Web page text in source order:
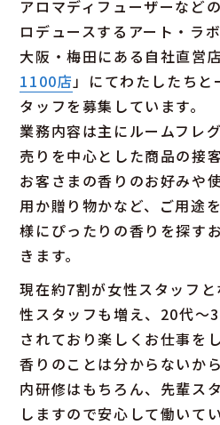
アロマディフューザーなど
ロデュースするアート・ラ
大阪・梅田にある自社直営
1100店」にてわたしたちと
タッフを募集しています。
業務内容は主にルームフレ
売りを中心とした商品の接客
お客さまの香りのお好みや
用か贈り物かなど、ご用途
様にぴったりの香りを探す
きます。
現在約7割が女性スタッフ
性スタッフも増え、20代～
されており楽しくお仕事を
香りのことは分からないか
内研修はもちろん、先輩ス
しますので安心して働いて